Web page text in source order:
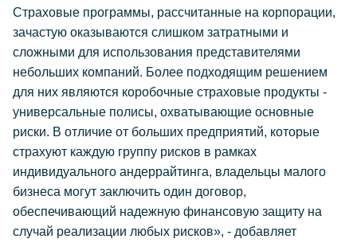
Страховые программы, рассчитанные на корпорации,
зачастую оказываются слишком затратными и
сложными для использования представителями
небольших компаний. Более подходящим решением
для них являются коробочные страховые продукты -
универсальные полисы, охватывающие основные
риски. В отличие от больших предприятий, которые
страхуют каждую группу рисков в рамках
индивидуального андеррайтинга, владельцы малого
бизнеса могут заключить один договор,
обеспечивающий надежную финансовую защиту на
случай реализации любых рисков», - добавляет